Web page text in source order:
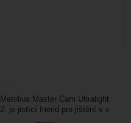
Metolius Master Cam Ultralight
2: je jistící friend pro jištění v v